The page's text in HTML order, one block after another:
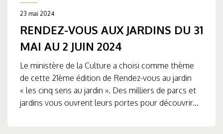
23 mai 2024
RENDEZ-VOUS AUX JARDINS DU 31
MAI AU 2 JUIN 2024
Le ministère de la Culture a choisi comme thème
de cette 21ème édition de Rendez-vous au jardin
« les cinq sens au jardin ». Des milliers de parcs et
jardins vous ouvrent leurs portes pour découvrir...